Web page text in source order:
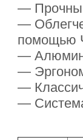
—
—
помощью
—
—
—
—